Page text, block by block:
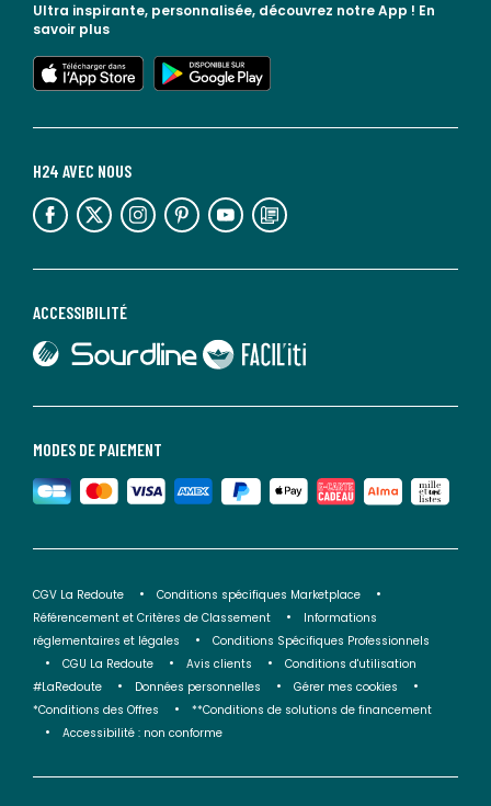
MODES DE PAIEMENT
ACCESSIBILITÉ
lien vers Sourdline
lien vers Faciliti
H24 AVEC NOUS
lien vers l'espace réseaux sociaux lien vers l'espace réseaux sociaux lien vers l'espace réseaux sociaux lien vers l'espace réseaux sociaux lien vers l'espace réseaux sociaux lien vers le blog la redoute
Ultra inspirante, personnalisée, découvrez notre App ! En
savoir plus
lien vers l'app store
lien vers google play
CGV La Redoute
Conditions spécifiques Marketplace
Référencement et Critères de Classement
Informations
réglementaires et légales
Conditions Spécifiques Professionnels
CGU La Redoute
Avis clients
Conditions d'utilisation
#LaRedoute
Données personnelles
Gérer mes cookies
*Conditions des Offres
**Conditions de solutions de financement
Accessibilité : non conforme